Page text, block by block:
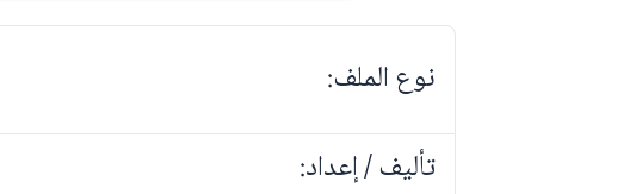
نوع الملف:
تأليف / إعداد: